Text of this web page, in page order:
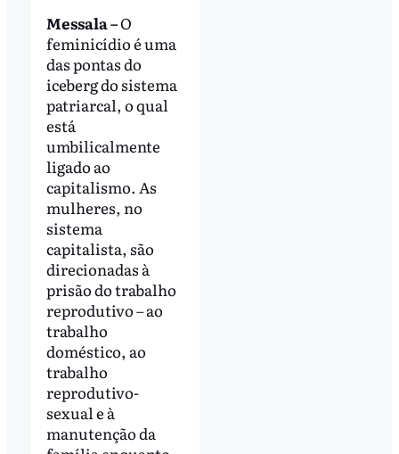
Messala –O
feminicídio é uma
das pontas do
iceberg do sistema
patriarcal, o qual
está
umbilicalmente
ligado ao
capitalismo. As
mulheres, no
sistema
capitalista, são
direcionadas à
prisão do trabalho
reprodutivo – ao
trabalho
doméstico, ao
trabalho
reprodutivo-
sexual e à
manutenção da